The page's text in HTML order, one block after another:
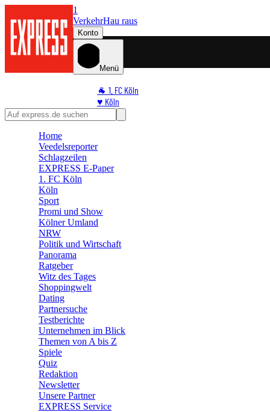
1
VerkehrHau raus
Konto
Menü
🐐 1. FC Köln
♥️ Köln
⭐ Promi
🛒 Shoppingwelt
Home
Veedelsreporter
Schlagzeilen
EXPRESS E-Paper
1. FC Köln
Köln
Sport
Promi und Show
Kölner Umland
NRW
Politik und Wirtschaft
Panorama
Ratgeber
Witz des Tages
Shoppingwelt
Dating
Partnersuche
Testberichte
Unternehmen im Blick
Themen von A bis Z
Spiele
Quiz
Redaktion
Newsletter
Unsere Partner
EXPRESS Service